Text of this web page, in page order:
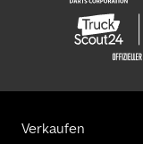
Verkaufen